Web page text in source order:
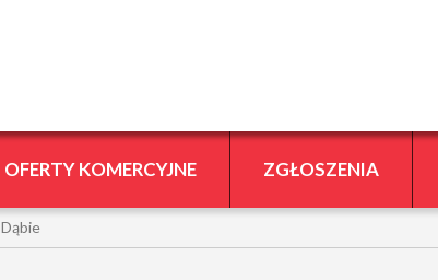
OFERTY KOMERCYJNE ZGŁOSZENIA
Dąbie